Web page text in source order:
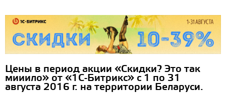
Цены в период акции «Скидки? Это так
мииило» от «1С-Битрикс» с 1 по 31
августа 2016 г. на территории Беларуси.